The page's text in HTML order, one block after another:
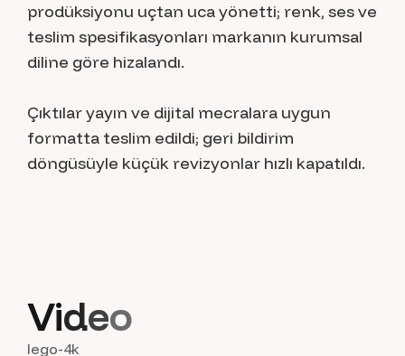
prodüksiyonu uçtan uca yönetti; renk, ses ve
teslim spesifikasyonları markanın kurumsal
diline göre hizalandı.
Çıktılar yayın ve dijital mecralara uygun
formatta teslim edildi; geri bildirim
döngüsüyle küçük revizyonlar hızlı kapatıldı.
Video
lego-4k